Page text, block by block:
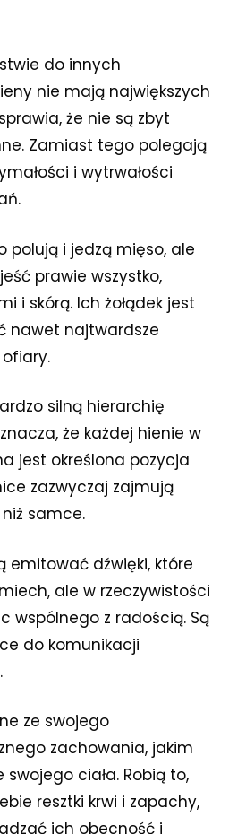
do innych
nie mają największych
że nie są zbyt
Zamiast tego polegają
i wytrwałości
polują i jedzą mięso, ale
prawie wszystko,
i skórą. Ich żołądek jest
nawet najtwardsze
silną hierarchię
że każdej hienie w
jest określona pozycja
zazwyczaj zajmują
samce.
emitować dźwięki, które
ale w rzeczywistości
wspólnego z radością. Są
do komunikacji
ze swojego
zachowania, jakim
ciała. Robią to,
resztki krwi i zapachy,
ich obecność i